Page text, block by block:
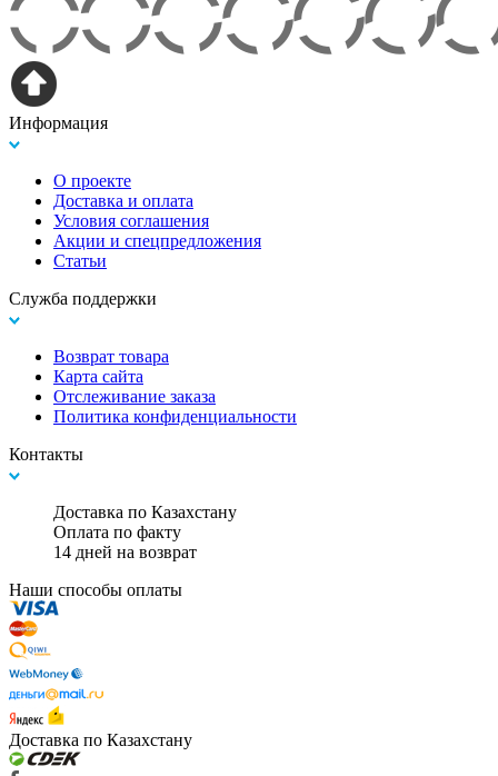
Информация
О проекте
Доставка и оплата
Условия соглашения
Акции и спецпредложения
Статьи
Служба поддержки
Возврат товара
Карта сайта
Отслеживание заказа
Политика конфиденциальности
Контакты
Доставка по Казахстану
Оплата по факту
14 дней на возврат
Наши способы оплаты
Доставка по Казахстану